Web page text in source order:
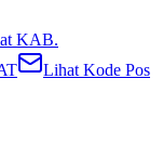
KAB.
Lihat Kode Pos